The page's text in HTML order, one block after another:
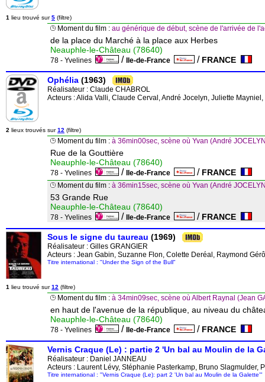
1 lieu trouvé sur5 (filtre)
Moment du film : au générique de début, scène de l'arrivée de
de la place du Marché à la place aux Herbes
Neauphle-le-Château (78640)
78 - Yvelines / Ile-de-France / FRANCE
Ophélia (1963)
Réalisateur : Claude CHABROL
Acteurs : Alida Valli, Claude Cerval, André Jocelyn, Juliette
2 lieux trouvés sur12 (filtre)
Moment du film : à 36min00sec, scène où Yvan (André
Rue de la Gouttière
Neauphle-le-Château (78640)
78 - Yvelines / Ile-de-France / FRANCE
Moment du film : à 36min15sec, scène où Yvan (André
53 Grande Rue
Neauphle-le-Château (78640)
78 - Yvelines / Ile-de-France / FRANCE
Sous le signe du taureau (1969)
Réalisateur : Gilles GRANGIER
Acteurs : Jean Gabin, Suzanne Flon, Colette Deréal, Raymond
Titre international : "Under the Sign of the Bull"
1 lieu trouvé sur12 (filtre)
Moment du film : à 34min09sec, scène où Albert Raynal (Jean
en haut de l'avenue de la république, au niveau du
Neauphle-le-Château (78640)
78 - Yvelines / Ile-de-France / FRANCE
Vernis Craque (Le) : partie 2 'Un bal au Moulin de la
Réalisateur : Daniel JANNEAU
Acteurs : Laurent Lévy, Stéphanie Pasterkamp, Bruno Slagmulder,
Titre international : "Vernis Craque (Le): part 2 'Un bal au Moulin de la Galette'"